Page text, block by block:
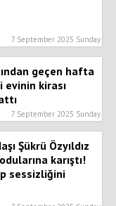
7 September 2025 Sunday
geçen hafta
evinin kirası
7 September 2025 Sunday
Şükrü Özyıldız
karıştı!
sessizliğini